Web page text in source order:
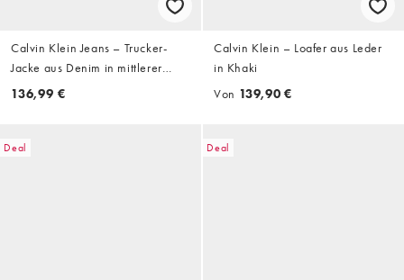
Calvin Klein Jeans – Trucker-
Jacke aus Denim in mittlerer
Waschung
136,99 €
Calvin Klein – Loafer aus Leder
in Khaki
Von 139,90 €
Deal Deal